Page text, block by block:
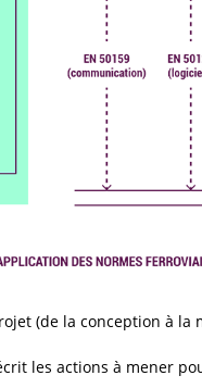
(de la conception à la
les actions à mener